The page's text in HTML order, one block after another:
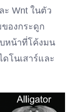
ะ Wnt ในตัว
องกระดูก
หน้าที่โค้งมน
โนเสาร์และ